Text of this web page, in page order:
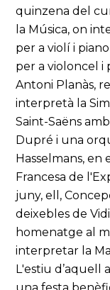
quinzena del
la Música, on
per a violí i
per a violoncel i
Antoni Planàs,
interpretà la
Saint-Saëns
Dupré i una
Hasselmans, en
Francesa de
juny, ell,
deixebles de
homenatge al
interpretar la
L'estiu d’aquell